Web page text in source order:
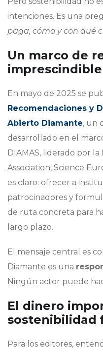
intenciones. Es una
paga, cómo y con qué
Un marco de
imprescindible
En mayo de 2025 se
Recomendaciones y
Abierto Diamante, un
desarrollado en el
DIAMAS, liderado por
Association, Science
es claro: ofrecer a
patrocinadores y
de ruta concreta para
largo plazo.
El mensaje central es
Diamante es una
Ningún actor puede
El dinero
sostenibilidad
Para los editores,